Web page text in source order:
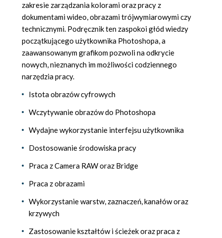
zakresie zarządzania kolorami oraz pracy z
dokumentami wideo, obrazami trójwymiarowymi czy
technicznymi. Podręcznik ten zaspokoi głód wiedzy
początkującego użytkownika Photoshopa, a
zaawansowanym grafikom pozwoli na odkrycie
nowych, nieznanych im możliwości codziennego
narzędzia pracy.
Istota obrazów cyfrowych
Wczytywanie obrazów do Photoshopa
Wydajne wykorzystanie interfejsu użytkownika
Dostosowanie środowiska pracy
Praca z Camera RAW oraz Bridge
Praca z obrazami
Wykorzystanie warstw, zaznaczeń, kanałów oraz
krzywych
Zastosowanie kształtów i ścieżek oraz praca z